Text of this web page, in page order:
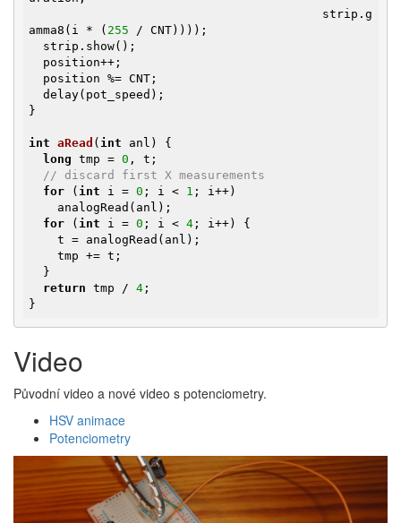
amma8(i * ( 255 / CNT))));
}
int aRead ( int anl)
{
long tmp = 0 , t;
// discard first X measurements
for ( int i = 0 ; i < 1 ; i++)
for ( int i = 0 ; i < 4 ; i++) {
return tmp / 4 ;
}
Video
Původní video a nové video s potenciometry.
HSV animace
Potenciometry